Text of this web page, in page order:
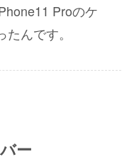
Proのケ
んです。
ー